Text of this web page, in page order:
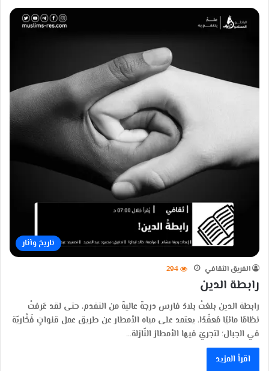
تاريخ وآثار
الفريق الثقافي 294
رابطة الدين
رابطة الدين بلغتْ بلادُ فارس درجةً عاليةً من التقدم، حتى لقد عَرفتْ
نظامًا مائيًا مُعقّدًا، يعتمد على مياه الأمطار عن طريق عمل قنواتٍ فَخَّاريّة
في الجبال؛ لتجريَ فيها الأمطارُ النّازلة…
اقرأ المزيد